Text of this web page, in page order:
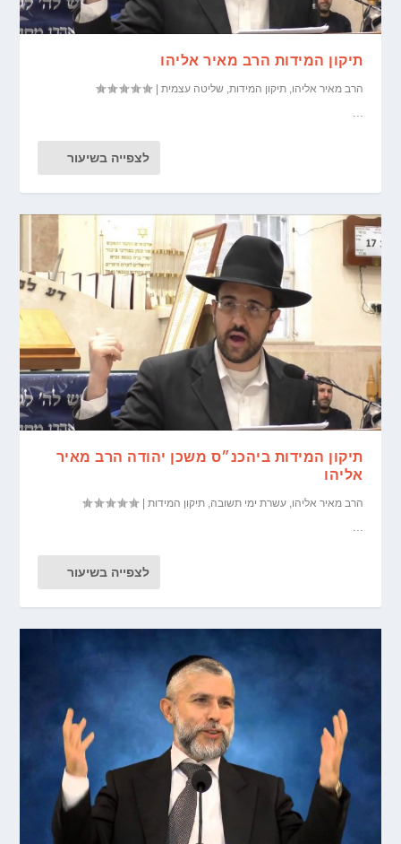
תיקון המידות הרב מאיר אליהו
הרב מאיר אליהו ,תיקון המידות ,שליטה עצמית |
לצפייה בשיעור
תיקון המידות ביהכנ״ס משכן יהודה הרב מאיר
אליהו
הרב מאיר אליהו,עשרת ימי תשובה,תיקון המידות |
...
לצפייה בשיעור